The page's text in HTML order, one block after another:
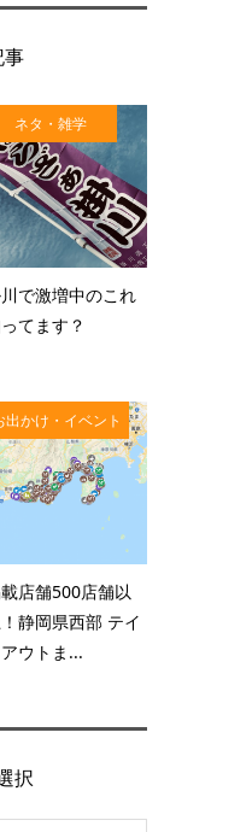
事
ネタ・雑学
で激増中のこれ
てます？
出かけ・イベント
店舗500店舗以
静岡県西部 テイ
ウトま...
択